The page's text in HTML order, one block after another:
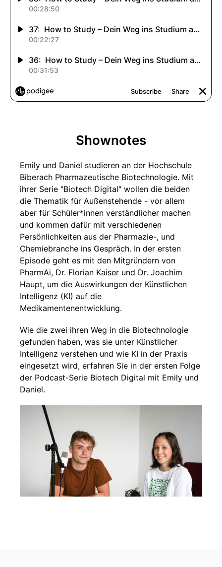
Shownotes
Emily und Daniel studieren an der Hochschule
Biberach Pharmazeutische Biotechnologie. Mit
ihrer Serie "Biotech Digital" wollen die beiden
die Thematik für Außenstehende - vor allem
aber für Schüler*innen verständlicher machen
und kommen dafür mit verschiedenen
Persönlichkeiten aus der Pharmazie-, und
Chemiebranche ins Gespräch. In der ersten
Episode geht es mit den Mitgründern von
PharmAi, Dr. Florian Kaiser und Dr. Joachim
Haupt, um die Auswirkungen der Künstlichen
Intelligenz (KI) auf die
Medikamentenentwicklung.
Wie die zwei ihren Weg in die Biotechnologie
gefunden haben, was sie unter Künstlicher
Intelligenz verstehen und wie KI in der Praxis
eingesetzt wird, erfahren Sie in der ersten Folge
der Podcast-Serie Biotech Digital mit Emily und
Daniel.